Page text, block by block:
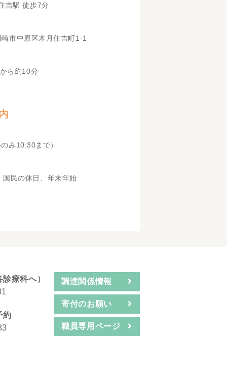
吉駅 徒歩7分
市中原区木月住吉町1-1
ら約10分
み10:30まで）
民の休日、年末年始
診療科へ）
約
調達関係情報
寄付のお願い
職員専用ページ